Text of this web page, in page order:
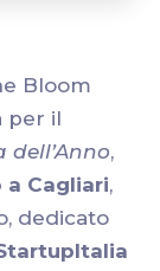
Bloom
per il
,
a Cagliari,
dedicato